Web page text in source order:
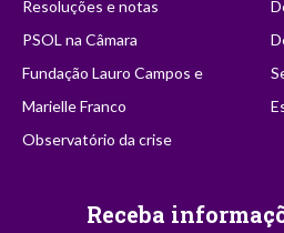
Resoluções e notas
PSOL na Câmara
Fundação Lauro Campos e
Marielle Franco
Observatório da crise
Receba